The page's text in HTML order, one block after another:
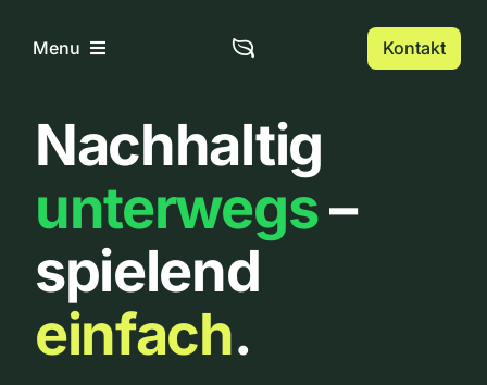
InhaltMenu
Home
Über uns
Urbanlist
Kontakt
Nachhaltig
unterwegs–
spielend
einfach.